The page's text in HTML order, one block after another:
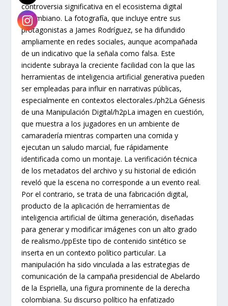
controversia significativa en el ecosistema digital
colombiano. La fotografía, que incluye entre sus
protagonistas a James Rodríguez, se ha difundido
ampliamente en redes sociales, aunque acompañada
de un indicativo que la señala como falsa. Este
incidente subraya la creciente facilidad con la que las
herramientas de inteligencia artificial generativa pueden
ser empleadas para influir en narrativas públicas,
especialmente en contextos electorales./ph2La Génesis
de una Manipulación Digital/h2pLa imagen en cuestión,
que muestra a los jugadores en un ambiente de
camaradería mientras comparten una comida y
ejecutan un saludo marcial, fue rápidamente
identificada como un montaje. La verificación técnica
de los metadatos del archivo y su historial de edición
reveló que la escena no corresponde a un evento real.
Por el contrario, se trata de una fabricación digital,
producto de la aplicación de herramientas de
inteligencia artificial de última generación, diseñadas
para generar y modificar imágenes con un alto grado
de realismo./ppEste tipo de contenido sintético se
inserta en un contexto político particular. La
manipulación ha sido vinculada a las estrategias de
comunicación de la campaña presidencial de Abelardo
de la Espriella, una figura prominente de la derecha
colombiana. Su discurso político ha enfatizado